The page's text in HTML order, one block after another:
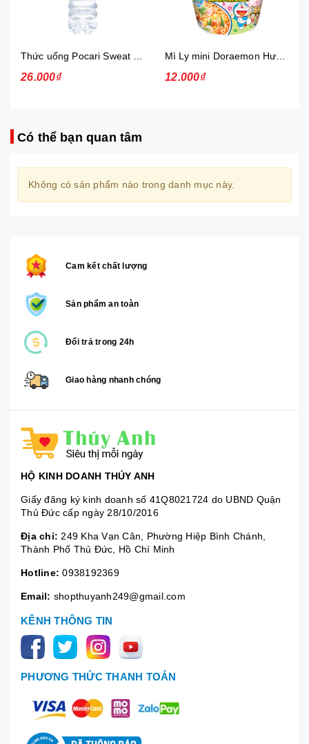
26.000₫ 12.000₫
Có thể bạn quan tâm
Không có sản phẩm nào trong danh mục này.
Cam kết chất lượng
Sản phẩm an toàn
Đổi trả trong 24h
Giao hàng nhanh chóng
HỘ KINH DOANH THÚY ANH
Giấy đăng ký kinh doanh số 41Q8021724 do UBND Quận
Thủ Đức cấp ngày 28/10/2016
Địa chỉ: 249 Kha Vạn Cân, Phường Hiệp Bình Chánh,
Thành Phố Thủ Đức, Hồ Chí Minh
Hotline: 0938192369
Email: shopthuyanh249@gmail.com
KÊNH THÔNG TIN
PHƯƠNG THỨC THANH TOÁN